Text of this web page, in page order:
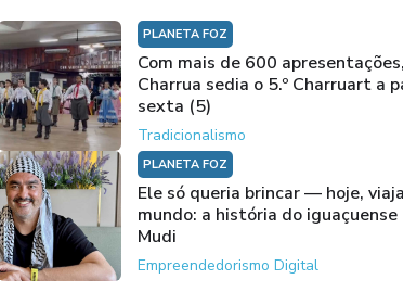
PLANETA FOZ
Com mais de 600
Charrua sedia o 5.º Charruart a
sexta (5)
Tradicionalismo
PLANETA FOZ
Ele só queria brincar — hoje,
mundo: a história do iguaçuense
Mudi
Empreendedorismo Digital